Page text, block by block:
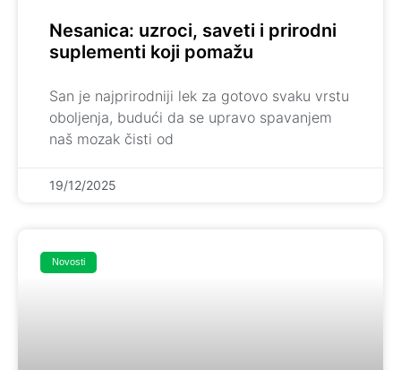
Nesanica: uzroci, saveti i prirodni
suplementi koji pomažu
San je najprirodniji lek za gotovo svaku vrstu
oboljenja, budući da se upravo spavanjem
naš mozak čisti od
19/12/2025
Novosti